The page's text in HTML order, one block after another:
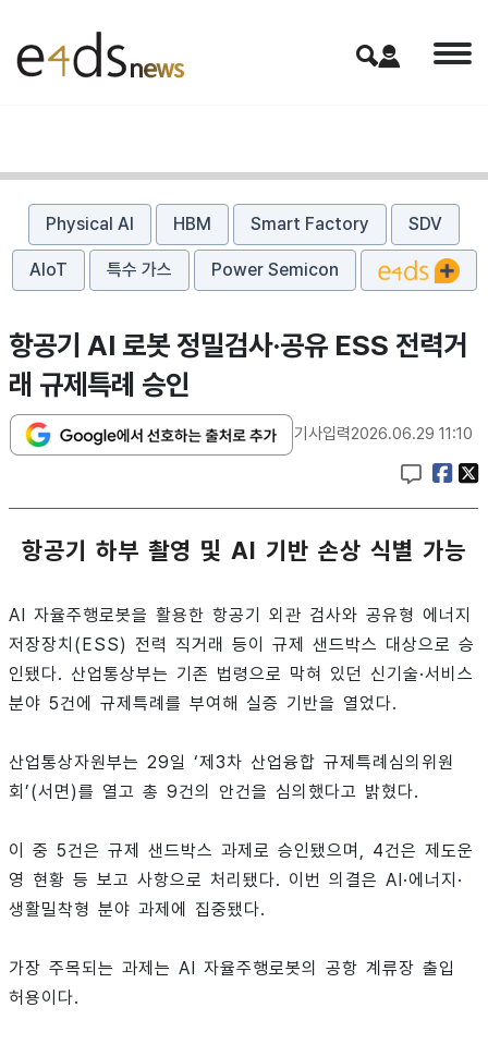
Physical AI HBM Smart Factory SDV
AIoT 특수 가스 Power Semicon
항공기 AI 로봇 정밀검사·공유 ESS 전력거
래 규제특례 승인
기사입력2026.06.29 11:10
항공기 하부 촬영 및 AI 기반 손상 식별 가능
AI 자율주행로봇을 활용한 항공기 외관 검사와 공유형 에너지
저장장치(ESS) 전력 직거래 등이 규제 샌드박스 대상으로 승
인됐다. 산업통상부는 기존 법령으로 막혀 있던 신기술·서비스
분야 5건에 규제특례를 부여해 실증 기반을 열었다.
산업통상자원부는 29일 ‘제3차 산업융합 규제특례심의위원
회’(서면)를 열고 총 9건의 안건을 심의했다고 밝혔다.
이 중 5건은 규제 샌드박스 과제로 승인됐으며, 4건은 제도운
영 현황 등 보고 사항으로 처리됐다. 이번 의결은 AI·에너지·
생활밀착형 분야 과제에 집중됐다.
가장 주목되는 과제는 AI 자율주행로봇의 공항 계류장 출입
허용이다.